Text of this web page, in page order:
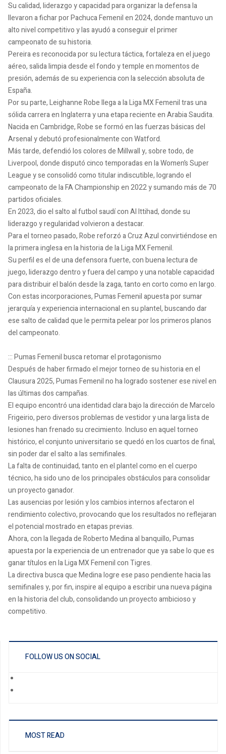
Su calidad, liderazgo y capacidad para organizar la defensa la
llevaron a fichar por Pachuca Femenil en 2024, donde mantuvo un
alto nivel competitivo y las ayudó a conseguir el primer
campeonato de su historia.
Pereira es reconocida por su lectura táctica, fortaleza en el juego
aéreo, salida limpia desde el fondo y temple en momentos de
presión, además de su experiencia con la selección absoluta de
España.
Por su parte, Leighanne Robe llega a la Liga MX Femenil tras una
sólida carrera en Inglaterra y una etapa reciente en Arabia Saudita.
Nacida en Cambridge, Robe se formó en las fuerzas básicas del
Arsenal y debutó profesionalmente con Watford.
Más tarde, defendió los colores de Millwall y, sobre todo, de
Liverpool, donde disputó cinco temporadas en la Women’s Super
League y se consolidó como titular indiscutible, logrando el
campeonato de la FA Championship en 2022 y sumando más de 70
partidos oficiales.
En 2023, dio el salto al futbol saudí con Al Ittihad, donde su
liderazgo y regularidad volvieron a destacar.
Para el torneo pasado, Robe reforzó a Cruz Azul convirtiéndose en
la primera inglesa en la historia de la Liga MX Femenil.
Su perfil es el de una defensora fuerte, con buena lectura de
juego, liderazgo dentro y fuera del campo y una notable capacidad
para distribuir el balón desde la zaga, tanto en corto como en largo.
Con estas incorporaciones, Pumas Femenil apuesta por sumar
jerarquía y experiencia internacional en su plantel, buscando dar
ese salto de calidad que le permita pelear por los primeros planos
del campeonato.
::: Pumas Femenil busca retomar el protagonismo
Después de haber firmado el mejor torneo de su historia en el
Clausura 2025, Pumas Femenil no ha logrado sostener ese nivel en
las últimas dos campañas.
El equipo encontró una identidad clara bajo la dirección de Marcelo
Frigeirio, pero diversos problemas de vestidor y una larga lista de
lesiones han frenado su crecimiento. Incluso en aquel torneo
histórico, el conjunto universitario se quedó en los cuartos de final,
sin poder dar el salto a las semifinales.
La falta de continuidad, tanto en el plantel como en el cuerpo
técnico, ha sido uno de los principales obstáculos para consolidar
un proyecto ganador.
Las ausencias por lesión y los cambios internos afectaron el
rendimiento colectivo, provocando que los resultados no reflejaran
el potencial mostrado en etapas previas.
Ahora, con la llegada de Roberto Medina al banquillo, Pumas
apuesta por la experiencia de un entrenador que ya sabe lo que es
ganar títulos en la Liga MX Femenil con Tigres.
La directiva busca que Medina logre ese paso pendiente hacia las
semifinales y, por fin, inspire al equipo a escribir una nueva página
en la historia del club, consolidando un proyecto ambicioso y
competitivo.
FOLLOW US ON SOCIAL
MOST READ